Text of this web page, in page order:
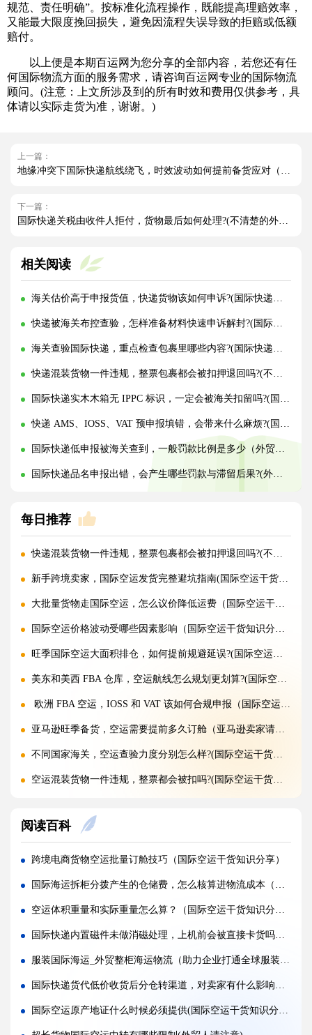
规范、责任明确”。按标准化流程操作，既能提高理赔效率，
又能最大限度挽回损失，避免因流程失误导致的拒赔或低额
赔付。
以上便是本期百运网为您分享的全部内容，若您还有任
何国际物流方面的服务需求，请咨询百运网专业的国际物流
顾问。(注意：上文所涉及到的所有时效和费用仅供参考，具
体请以实际走货为准，谢谢。)
上一篇：
地缘冲突下国际快递航线绕飞，时效波动如何提前备货应对（国际快递干货知识分享）
下一篇：
国际快递关税由收件人拒付，货物最后如何处理?(不清楚的外贸人看过来)
相关阅读
海关估价高于申报货值，快递货物该如何申诉?(国际快递干货知识分享)
快递被海关布控查验，怎样准备材料快速申诉解封?(国际快递干货知识分享)
海关查验国际快递，重点检查包裹里哪些内容?(国际快递干货知识分享)
快递混装货物一件违规，整票包裹都会被扣押退回吗?(不清楚的外贸人看过来)
国际快递实木木箱无 IPPC 标识，一定会被海关扣留吗?(国际快递干货知识分享)
快递 AMS、IOSS、VAT 预申报填错，会带来什么麻烦?(国际快递干货知识分享)
国际快递低申报被海关查到，一般罚款比例是多少（外贸人请注意）
国际快递品名申报出错，会产生哪些罚款与滞留后果?(外贸人请注意)
每日推荐
快递混装货物一件违规，整票包裹都会被扣押退回吗?(不清楚的外贸人看过来)
新手跨境卖家，国际空运发货完整避坑指南(国际空运干货知识分享)
大批量货物走国际空运，怎么议价降低运费（国际空运干货知识分享）
国际空运价格波动受哪些因素影响（国际空运干货知识分享）
旺季国际空运大面积排仓，如何提前规避延误?(国际空运干货知识分享)
美东和美西 FBA 仓库，空运航线怎么规划更划算?(国际空运干货知识分享)
欧洲 FBA 空运，IOSS 和 VAT 该如何合规申报（国际空运干货知识分享）
亚马逊旺季备货，空运需要提前多久订舱（亚马逊卖家请注意）
不同国家海关，空运查验力度分别怎么样?(国际空运干货知识分享)
空运混装货物一件违规，整票都会被扣吗?(国际空运干货知识分享)
空运品名申报错误，会面临哪些罚款与处罚?(国际空运干货知识分享)
国际空运货物被扣，最快多久可以清关放行?(国际空运干货知识分享)
国际空运计费重与实际重、体积重怎么换算（国际空运干货知识分享）
普通货物走国际空运最低多少公斤起运（不清楚的外贸人看过来）
国际空运和国际快递到底有哪些核心区别（国际物流干货知识分享）
国际空运计费重与实际重、体积重怎么换算（国际空运干货知识分享）
国际空运客机和全货机分别适合运什么货物（国际空运干货知识分享）
如何查询国际快递实时物流轨迹?(国际快递干货知识分享)
国际快递关税收取标准是什么，多少金额免税?(国际快递干货知识分享)
阅读百科
跨境电商货物空运批量订舱技巧（国际空运干货知识分享）
国际海运拆柜分拨产生的仓储费，怎么核算进物流成本（国际海运干货知识分享）
空运体积重量和实际重量怎么算？（国际空运干货知识分享）
国际快递内置磁件未做消磁处理，上机前会被直接卡货吗（跨境电商卖家请注意）
服装国际海运_外贸整柜海运物流（助力企业打通全球服装贸易物流通道）
国际快递货代低价收货后分仓转渠道，对卖家有什么影响（跨境电商卖家请注意）
国际空运原产地证什么时候必须提供(国际空运干货知识分享)